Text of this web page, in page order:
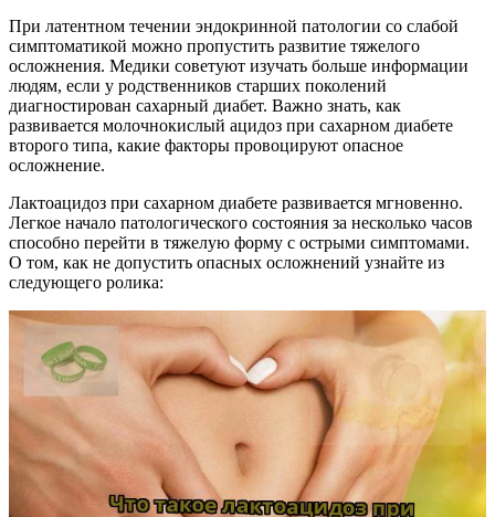
При латентном течении эндокринной патологии со слабой
симптоматикой можно пропустить развитие тяжелого
осложнения. Медики советуют изучать больше информации
людям, если у родственников старших поколений
диагностирован сахарный диабет. Важно знать, как
развивается молочнокислый ацидоз при сахарном диабете
второго типа, какие факторы провоцируют опасное
осложнение.
Лактоацидоз при сахарном диабете развивается мгновенно.
Легкое начало патологического состояния за несколько часов
способно перейти в тяжелую форму с острыми симптомами.
О том, как не допустить опасных осложнений узнайте из
следующего ролика: